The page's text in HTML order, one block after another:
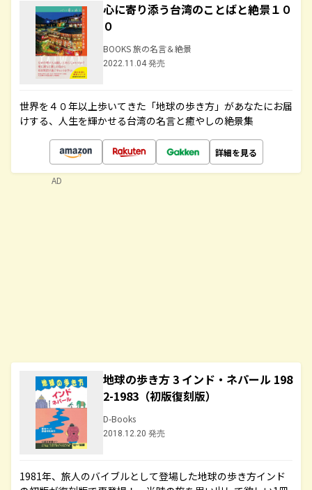
心に寄り添う台湾のことばと絶景１０
０
BOOKS 旅の名言＆絶景
2022.11.04 発売
世界を４０年以上歩いてきた「地球の歩き方」があなたにお届
けする、人生を輝かせる台湾の名言と癒やしの絶景集
詳細を見る
地球の歩き方 3 インド・ネパール 198
2-1983（初版復刻版）
D-Books
2018.12.20 発売
1981年、旅人のバイブルとして登場した地球の歩き方インド
AD